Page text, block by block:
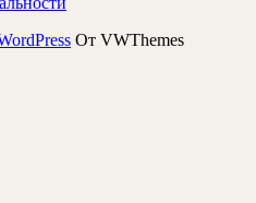
От VWThemes